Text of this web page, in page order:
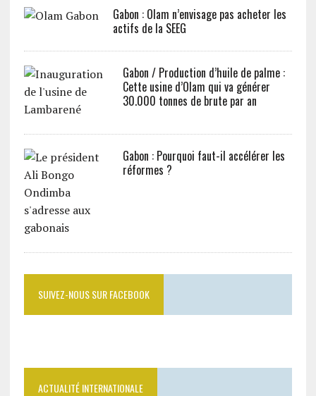
Gabon : Olam n’envisage pas acheter les
actifs de la SEEG
Gabon / Production d’huile de palme :
Cette usine d’Olam qui va générer
30.000 tonnes de brute par an
Gabon : Pourquoi faut-il accélérer les
réformes ?
SUIVEZ-NOUS SUR FACEBOOK
ACTUALITÉ INTERNATIONALE